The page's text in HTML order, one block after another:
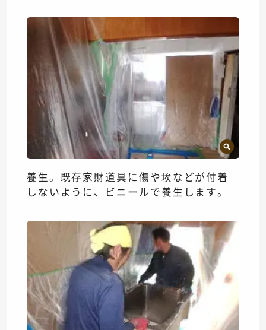
養生。既存家財道具に傷や埃などが付着
しないように、ビニールで養生します。